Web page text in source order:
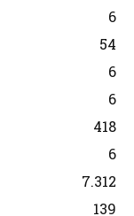
6
54
6
6
418
6
7.312
139